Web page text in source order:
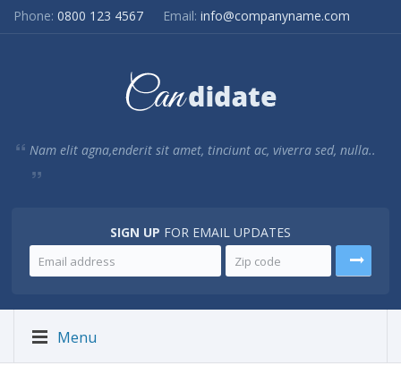
Phone: 0800 123 4567 Email: info@companyname.com
Nam elit agna,enderit sit amet, tinciunt ac, viverra sed, nulla..
SIGN UP FOR EMAIL UPDATES
Menu